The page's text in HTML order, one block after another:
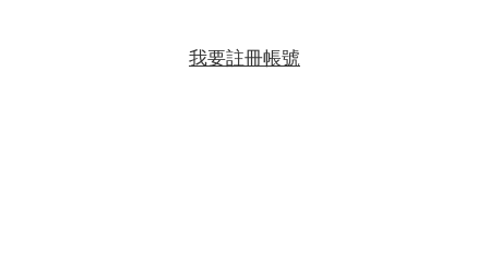
我要註冊帳號